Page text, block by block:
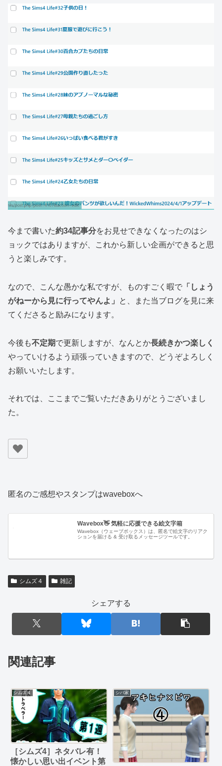
今まで書いた約34記事分をお見せできなくなったのはシ
ョックではありますが、これから新しい企画ができると思
うと楽しみです。
なので、こんな愚かな私ですが、ものすごく暇で 「しょう
がねーから見に行ってやんよ」
と、また当ブログを見に来
てくださると励みになります。
今後も不定期で更新しますが、なんとか長続きかつ楽しく
やっていけるよう頑張っていきますので、どうぞよろしく
お願いいたします。
それでは、ここまでご覧いただきありがとうございまし
た。
匿名のご感想やスタンプはwaveboxへ
Wavebox👋 気軽に応援できる絵文字箱
Wavebox（ウェーブボックス）は、匿名で絵文字のリアク
ションを届ける & 受け取るメッセージツールです。
シムズ４ 雑記
シェアする
関連記事
シムズ４
［シムズ4］ネタバレ有！
懐かしい思い出イベント第
シバ家